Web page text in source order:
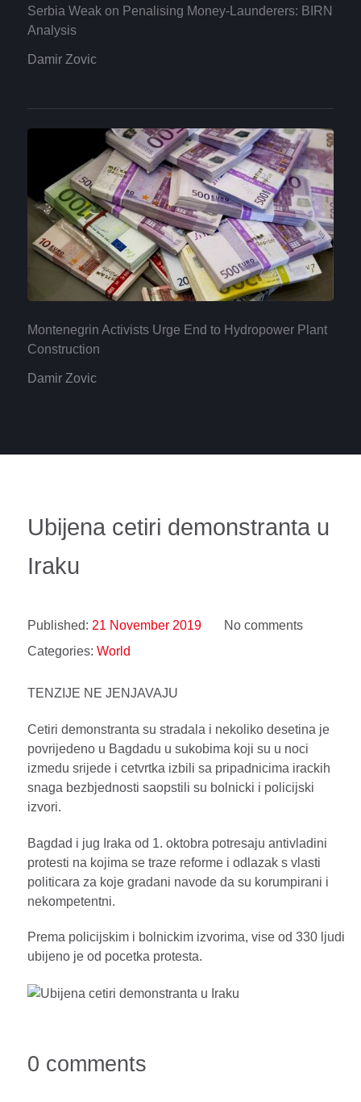
Serbia Weak on Penalising Money-Launderers: BIRN
Analysis
Damir Zovic
Montenegrin Activists Urge End to Hydropower Plant
Construction
Damir Zovic
Ubijena cetiri demonstranta u
Iraku
Published: 21 November 2019
No comments
Categories: World
TENZIJE NE JENJAVAJU
Cetiri demonstranta su stradala i nekoliko desetina je
povrijedeno u Bagdadu u sukobima koji su u noci
izmedu srijede i cetvrtka izbili sa pripadnicima irackih
snaga bezbjednosti saopstili su bolnicki i policijski
izvori.
Bagdad i jug Iraka od 1. oktobra potresaju antivladini
protesti na kojima se traze reforme i odlazak s vlasti
politicara za koje gradani navode da su korumpirani i
nekompetentni.
Prema policijskim i bolnickim izvorima, vise od 330 ljudi
ubijeno je od pocetka protesta.
0 comments